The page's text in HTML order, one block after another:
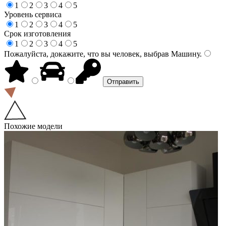
1
2 3 4
5
Уровень сервиса
1
2 3 4
5
Срок изготовления
1
2 3 4
5
Пожалуйста, докажите, что вы человек, выбрав Машину.
Похожие модели